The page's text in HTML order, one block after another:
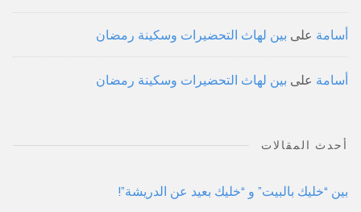
أسامة على بين لهاث التحضيرات وسكينة رمضان
أسامة على بين لهاث التحضيرات وسكينة رمضان
أحدث المقالات
بين “خليك بالبيت” و “خليك بعيد عن الدريشة”!